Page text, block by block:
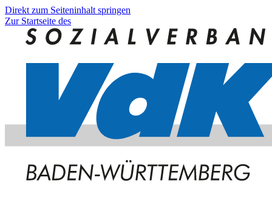
Direkt zum Seiteninhalt springen
Zur Startseite des